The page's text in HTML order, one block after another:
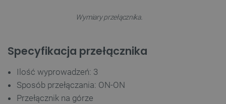
Wymiary przełącznika.
Specyfikacja przełącznika
Ilość wyprowadzeń: 3
Sposób przełączania: ON-ON
Przełącznik na górze